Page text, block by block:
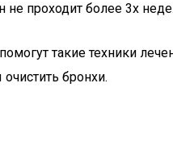
проходит более 3х
такие техники
бронхи.